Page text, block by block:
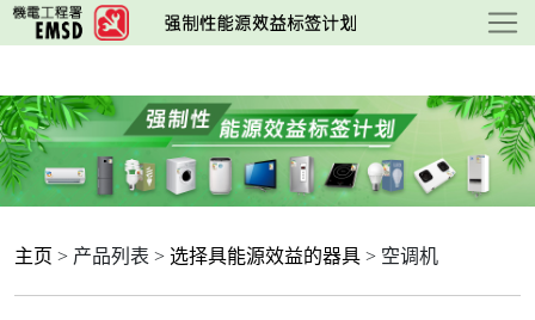
跳
至
要
内
容
主页 > 产品列表 > 选择具能源效益的器具 > 空调机